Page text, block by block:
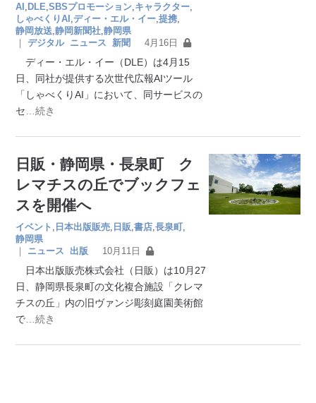
AI DLE ,SBSプロモーション キャラクター
しゃべくりAI ,ディー・エル・イー ,提携
静岡放送 ,静岡新聞社 ,静岡県
｜
デジタル ニュース 新聞 4月16日
ディー・エル・イー（DLE）は4月15
日、同社が提供する次世代広報AIツール
「しゃべくりAI」において、同サービスの
セ …続き
日販・静岡県・長泉町 ク
レマチスの丘でブックフェ
スを開催へ
イベント 日本出版販売 日販 ,書店 ,長泉町
静岡県
｜
ニュース 出版 10月11日
日本出版販売株式会社（日販）は10月27
日、静岡県長泉町の文化複合施設「クレマ
チスの丘」内の旧ヴァンジ彫刻庭園美術館
で …続き